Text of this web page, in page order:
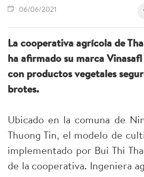
06/06/2021
La cooperativa agrícola de
ha afirmado su marca
con productos vegetales
brotes.
Ubicado en la comuna de
Thuong Tin, el modelo de
implementado por Bui Thi
de la cooperativa. Ingeniera